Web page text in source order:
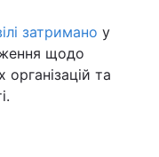
затримано у
щодо
та